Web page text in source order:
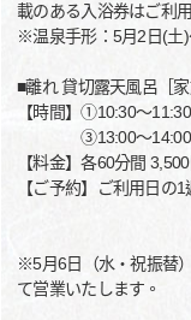
載のある入浴券はご利
※温泉手形：5月2日(土)
■離れ 貸切露天風呂［家
【時間】①10:30～
③13:00～14:00
【料金】各60分間
【ご予約】ご利用日の
※5月6日（水・祝振替
て営業いたします。